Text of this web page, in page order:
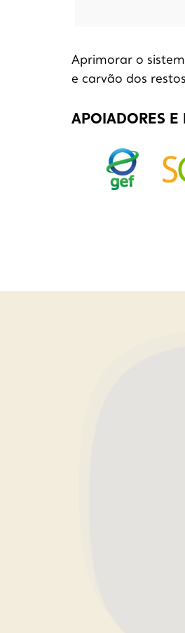
Aprimorar o
e carvão dos
APOIADORES E